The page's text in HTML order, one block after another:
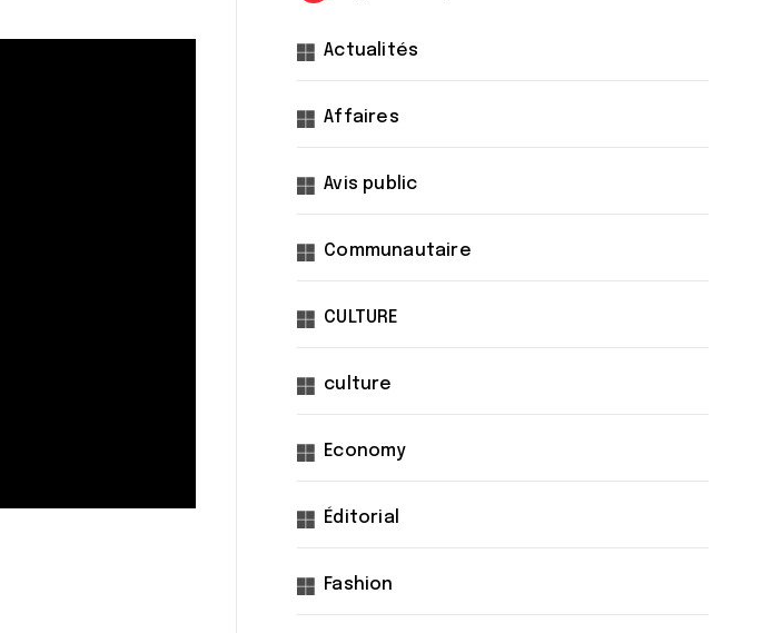
Actualités
Affaires
Avis public
Communautaire
CULTURE
culture
Economy
Éditorial
Fashion